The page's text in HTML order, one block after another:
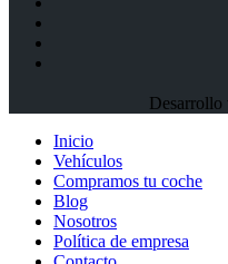
Desarrollo
Inicio
Vehículos
Compramos tu coche
Blog
Nosotros
Política de empresa